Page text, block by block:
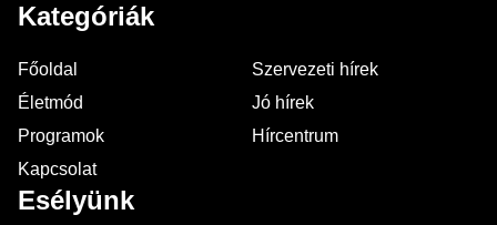
Kategóriák
Főoldal
Szervezeti hírek
Életmód
Jó hírek
Programok
Hírcentrum
Kapcsolat
Esélyünk